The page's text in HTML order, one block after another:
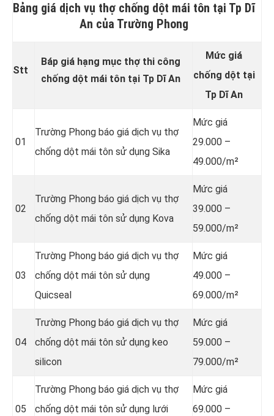
Bảng giá dịch vụ thợ chống dột mái tôn tại Tp Dĩ
An của Trường Phong
Stt
Báp giá hạng mục thợ thi công
chống dột mái tôn tại Tp Dĩ An
Mức giá
chống dột tại
Tp Dĩ An
01
Trường Phong báo giá dịch vụ thợ
chống dột mái tôn sử dụng Sika
Mức giá
29.000 –
49.000/m²
02
Trường Phong báo giá dịch vụ thợ
chống dột mái tôn sử dụng Kova
Mức giá
39.000 –
59.000/m²
03
Trường Phong báo giá dịch vụ thợ
chống dột mái tôn sử dụng
Quicseal
Mức giá
49.000 –
69.000/m²
04
Trường Phong báo giá dịch vụ thợ
chống dột mái tôn sử dụng keo
silicon
Mức giá
59.000 –
79.000/m²
05
Trường Phong báo giá dịch vụ thợ
chống dột mái tôn sử dụng lưới
Mức giá
69.000 –